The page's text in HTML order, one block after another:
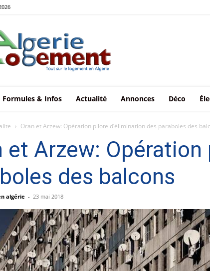
Formules & Infos Actualité Annonces Déco
Oran et Arzew: Opération pilote d’élimination des paraboles des
et Arzew:
des balcons
algérie - 23 mai 2018